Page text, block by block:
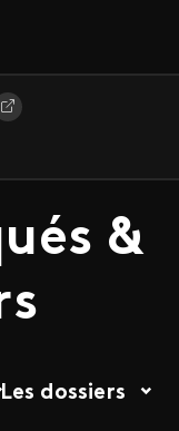
&
Les dossiers